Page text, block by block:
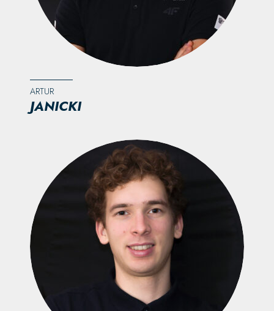
ARTUR
JANICKI